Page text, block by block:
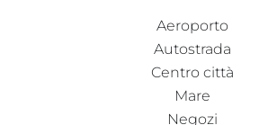
Aeroporto
Autostrada
Centro città
Mare
Negozi